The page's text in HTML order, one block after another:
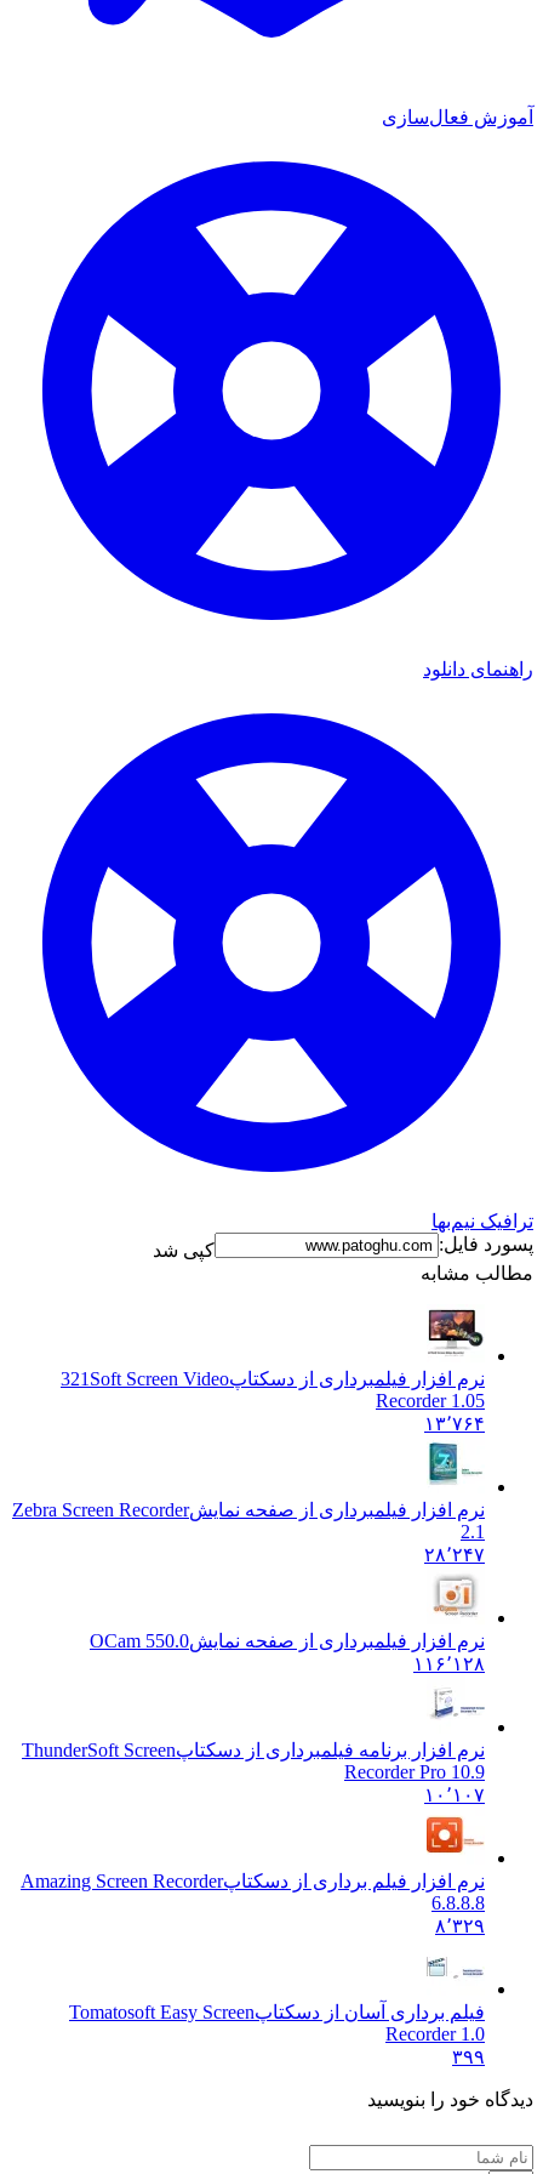
فعال‌سازی
دانلود
نیم‌بها
فایل:
کپی شد
مشابه
نرم افزار فیلمبرداری از دسکتاپ321Soft Screen Video
Recorder 1.05
۱۳٬۷۶۴
نرم افزار فیلمبرداری از صفحه نمایش Zebra Screen Recorder
۲۸٬۲۴۷
نرم افزار فیلمبرداری از صفحه نمایش OCam 550.0
۱۱۶٬۱۲۸
نرم افزار برنامه فیلمبرداری از دسکتاپThunderSoft Screen
Recorder Pro 10.9
۱۰٬۱۰۷
نرم افزار فیلم برداری از دسکتاپAmazing Screen Recorder
فیلم برداری آسان از دسکتاپTomatosoft Easy Screen
Recorder 1.0
خود را بنویسید